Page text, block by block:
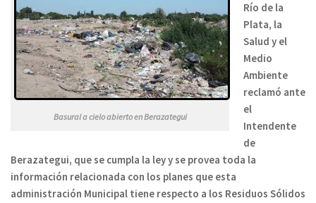
Basural a cielo abierto en Berazategui
Río de la
Plata, la
Salud y el
Medio
Ambiente
reclamó ante
el
Intendente
de
Berazategui, que se cumpla la ley y se provea toda la
información relacionada con los planes que esta
administración Municipal tiene respecto a los Residuos Sólidos